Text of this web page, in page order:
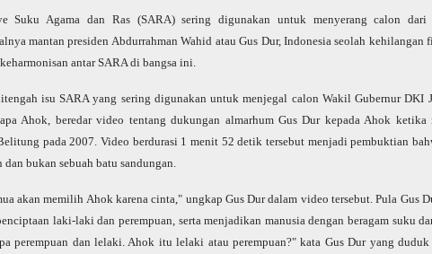
Suku Agama dan Ras (SARA) sering digunakan untuk menyerang calon
mantan presiden Abdurrahman Wahid atau Gus Dur, Indonesia seolah
antar SARA di bangsa ini.
isu SARA yang sering digunakan untuk menjegal calon Wakil Gubernur DKI
Ahok, beredar video tentang dukungan almarhum Gus Dur kepada Ahok
pada 2007. Video berdurasi 1 menit 52 detik tersebut menjadi pembuktian
dan bukan sebuah batu sandungan.
akan memilih Ahok karena cinta," ungkap Gus Dur dalam video tersebut. Pula Gus
laki-laki dan perempuan, serta menjadikan manusia dengan beragam suku
perempuan dan lelaki. Ahok itu lelaki atau perempuan?" kata Gus Dur yang